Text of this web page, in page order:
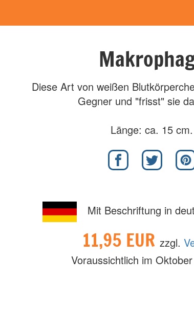
Diese Art von weißen
Gegner und "frisst" sie
Länge: ca. 15 cm.
Mit Beschriftung in
11,95 EURzzgl.
Voraussichtlich im